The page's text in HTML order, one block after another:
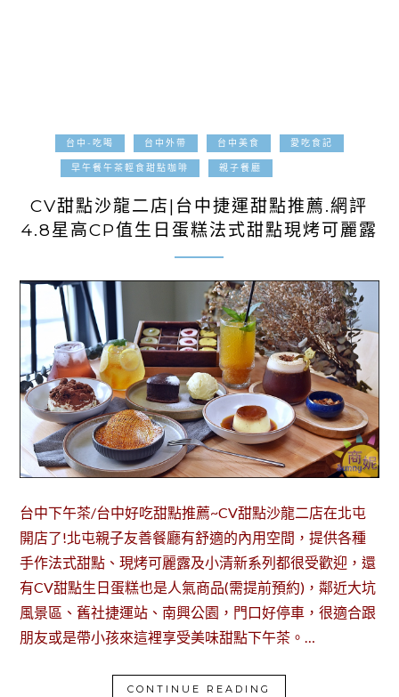
台中-吃喝 台中外帶 台中美食 愛吃食記
早午餐午茶輕食甜點咖啡 親子餐廳
CV甜點沙龍二店|台中捷運甜點推薦.網評
4.8星高CP值生日蛋糕法式甜點現烤可麗露
台中下午茶/台中好吃甜點推薦~CV甜點沙龍二店在北屯
開店了!北屯親子友善餐廳有舒適的內用空間，提供各種
手作法式甜點、現烤可麗露及小清新系列都很受歡迎，還
有CV甜點生日蛋糕也是人氣商品(需提前預約)，鄰近大坑
風景區、舊社捷運站、南興公園，門口好停車，很適合跟
朋友或是帶小孩來這裡享受美味甜點下午茶。…
CONTINUE READING